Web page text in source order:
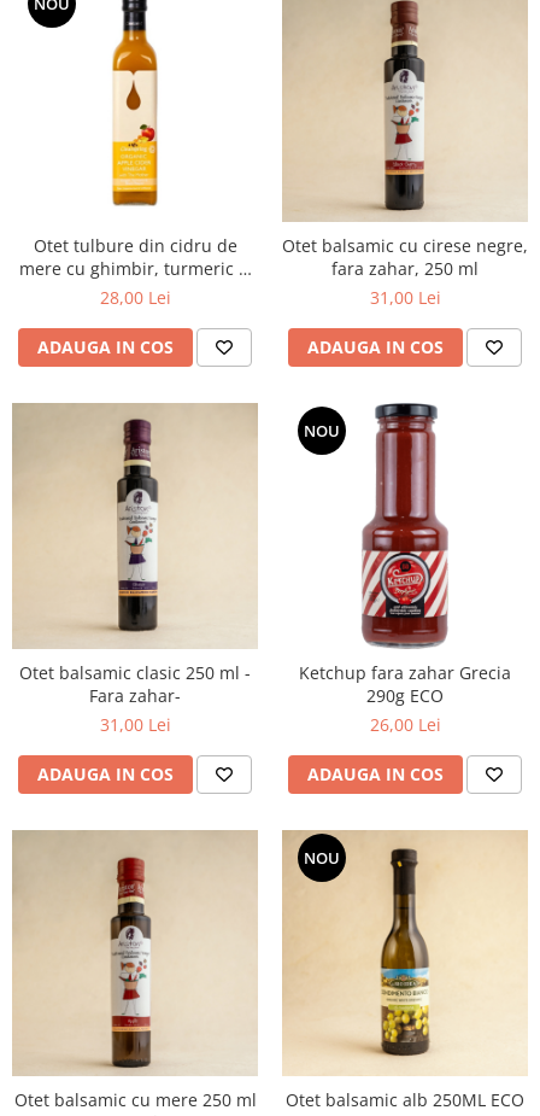
Otet tulbure din cidru de
mere cu ghimbir, turmeric si
piper negru Eco 500ml
28,00 Lei
ADAUGA IN COS
Otet balsamic cu cirese negre,
fara zahar, 250 ml
31,00 Lei
ADAUGA IN COS
Otet balsamic clasic 250 ml -
Fara zahar-
31,00 Lei
ADAUGA IN COS
NOU
Ketchup fara zahar Grecia
290g ECO
26,00 Lei
ADAUGA IN COS
Otet balsamic cu mere 250 ml
NOU
Otet balsamic alb 250ML ECO